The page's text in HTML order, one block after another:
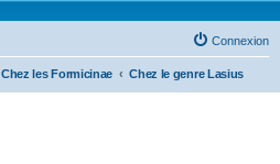
Connexion
Chez les Formicinae Chez le genre Lasius